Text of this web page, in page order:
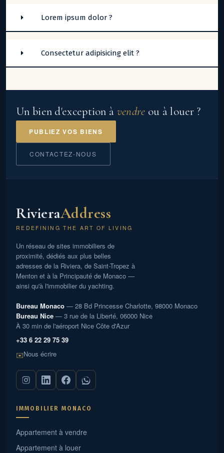
Lorem ipsum dolor ?
Consectetur adipisicing elit ?
Un bien d'exception à vendre ou à louer ?
PUBLIEZ VOS BIENS
CONTACTEZ-NOUS
RivieraAddress
REDEFINING THE ART OF LIVING
Un réseau de sites immobiliers de
proximité, dédiés aux plus belles
adresses de la Riviera, de Saint-Tropez à
Menton et à la Principauté de Monaco —
ainsi qu'à l'immobilier du yachting.
Bureau Monaco — 28 Bd Princesse Charlotte, 98000 Monaco
Bureau Nice — 3 rue de la Liberté, 06000 Nice
À 30 min de l'aéroport Nice Côte d'Azur
+33 6 22 29 75 39
✉️Nous écrire
IMMOBILIER MONACO
Appartement à vendre
Appartement à louer